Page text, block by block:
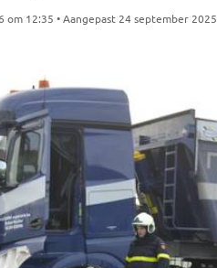
om 12:35 • Aangepast 24 september